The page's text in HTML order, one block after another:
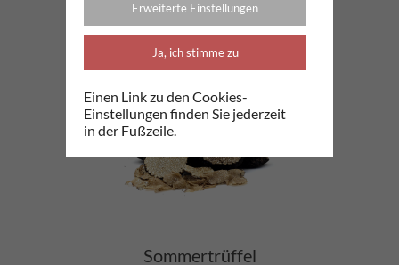
Sommertrüffel
Erweiterte Einstellungen
Ja, ich stimme zu
Einen Link zu den Cookies-
Einstellungen finden Sie jederzeit
in der Fußzeile.